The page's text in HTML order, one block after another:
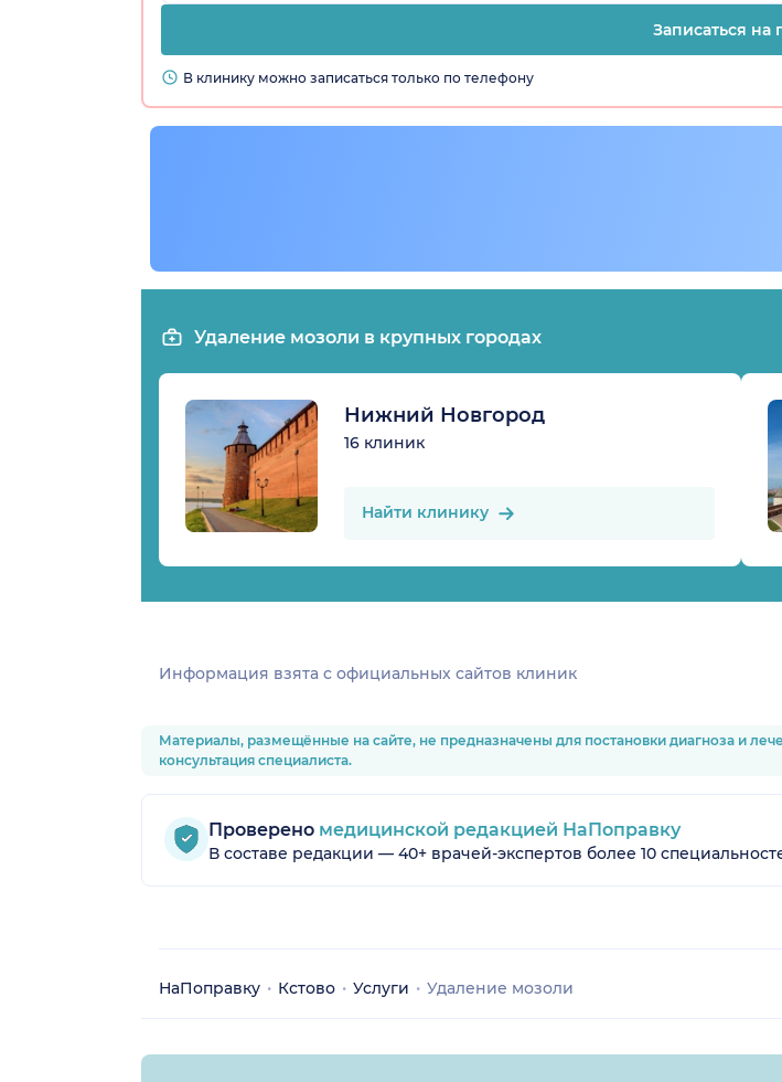
Записаться на
В клинику можно записаться только по телефону
Удаление мозоли в крупных городах
Нижний Новгород
16 клиник
Найти клинику
Информация взята c официальных сайтов клиник
Материалы, размещённые на сайте, не предназначены для постановки диагноза и
консультация специалиста.
Проверено медицинской редакцией НаПоправку
В составе редакции — 40+ врачей-экспертов более 10
НаПоправку Кстово Услуги Удаление мозоли